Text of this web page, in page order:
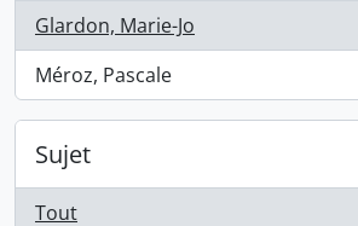
Glardon, Marie-Jo
, 1 résultats
Méroz, Pascale
, 1 résultats
Sujet
Tout